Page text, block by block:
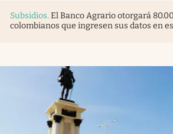
Subsidios. El Banco Agrario otorgará
colombianos que ingresen sus datos en